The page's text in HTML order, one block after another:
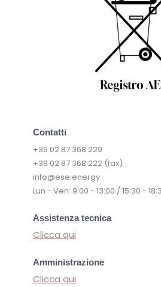
Contatti
+39 02 87 368 229
+39 02 87 368 222 (fax)
info@ese.energy
Lun - Ven: 9:00 - 13:00 / 15:30 -
Assistenza tecnica
Clicca qui
Amministrazione
Clicca qui